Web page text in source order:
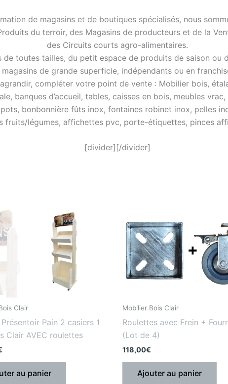
de magasins et de boutiques spécialisés, nous
du terroir, des Magasins de producteurs et de la
des Circuits courts agro-alimentaires.
toutes tailles, du petit espace de produits de saison ou
magasins de grande superficie, indépendants ou en
compléter votre point de vente : Mobilier bois,
banques d’accueil, tables, caisses en bois, meubles
bonbonnière fûts inox, fontaines robinet inox, pelles
fruits/légumes, affichettes pvc, porte-étiquettes, pinces
[divider][/divider]
Clair
Pain 2 casiers 1
Clair AVEC roulettes
au panier
Mobilier Bois Clair
Roulettes avec Frein +
(Lot de 4)
118,00€
Ajouter au panier